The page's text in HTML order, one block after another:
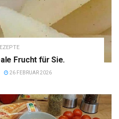
Frucht für Sie.
26 FEBRUAR 2026